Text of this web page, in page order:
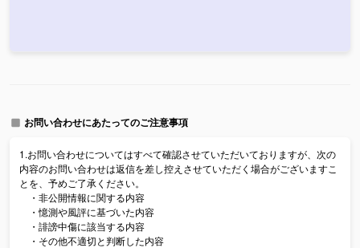
お問い合わせにあたってのご注意事項
1.お問い合わせについてはすべて確認させていただいておりますが、次の
内容のお問い合わせは返信を差し控えさせていただく場合がございますこ
とを、予めご了承ください。
・非公開情報に関する内容
・憶測や風評に基づいた内容
・誹謗中傷に該当する内容
・その他不適切と判断した内容